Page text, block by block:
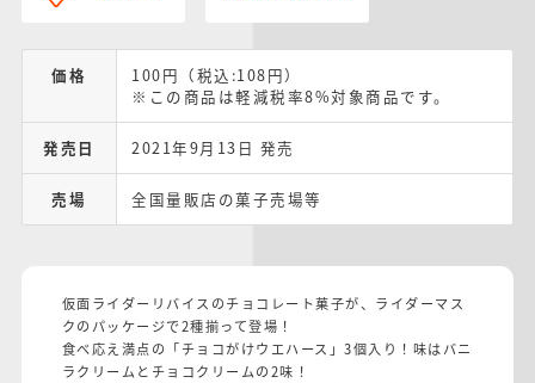
価格
100円（税込:108円）
※この商品は軽減税率8%対象商品です。
発売日 2021年9月13日 発売
売場 全国量販店の菓子売場等
仮面ライダーリバイスのチョコレート菓子が、ライダーマス
クのパッケージで2種揃って登場！
食べ応え満点の「チョコがけウエハース」3個入り！味はバニ
ラクリームとチョコクリームの2味！